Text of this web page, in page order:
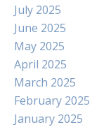
July 2025
June 2025
May 2025
April 2025
March 2025
February 2025
January 2025